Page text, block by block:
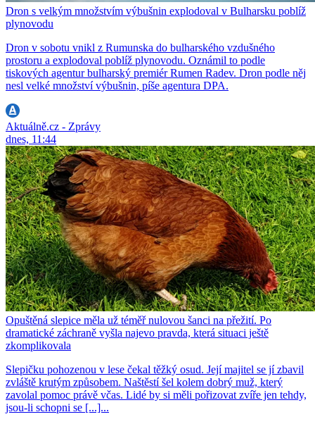
Dron s velkým množstvím výbušnin explodoval v Bulharsku poblíž
plynovodu
Dron v sobotu vnikl z Rumunska do bulharského vzdušného
prostoru a explodoval poblíž plynovodu. Oznámil to podle
tiskových agentur bulharský premiér Rumen Radev. Dron podle něj
nesl velké množství výbušnin, píše agentura DPA.
Aktuálně.cz - Zprávy
dnes, 11:44
Opuštěná slepice měla už téměř nulovou šanci na přežití. Po
dramatické záchraně vyšla najevo pravda, která situaci ještě
zkomplikovala
Slepičku pohozenou v lese čekal těžký osud. Její majitel se jí zbavil
zvláště krutým způsobem. Naštěstí šel kolem dobrý muž, který
zavolal pomoc právě včas. Lidé by si měli pořizovat zvíře jen tehdy,
jsou-li schopni se [...]...